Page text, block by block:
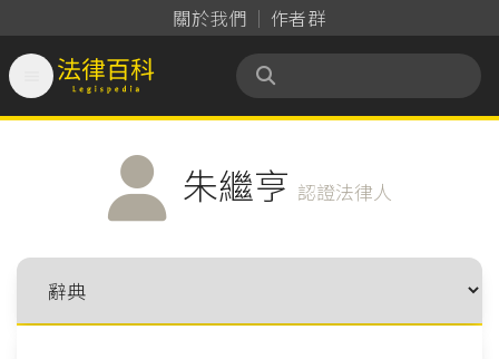
關於我們 作者群
法律百科 Legispedia
朱繼亨 認證法律人